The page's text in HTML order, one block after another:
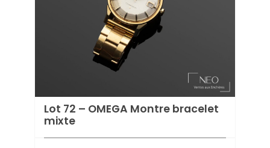
Lot 72 – OMEGA Montre bracelet
mixte